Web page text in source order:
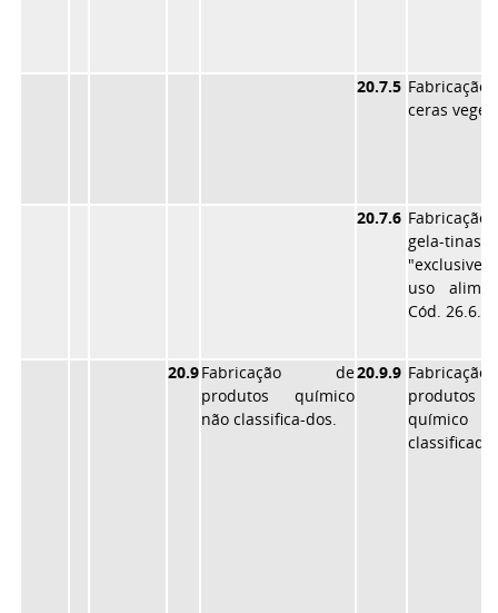
20.7.5
ceras
20.7.6
gela-tinas
"exclusive"
uso
Cód.
20.9Fabricação de
produtos químico
não classifica-dos.
20.9.9
produtos
químico